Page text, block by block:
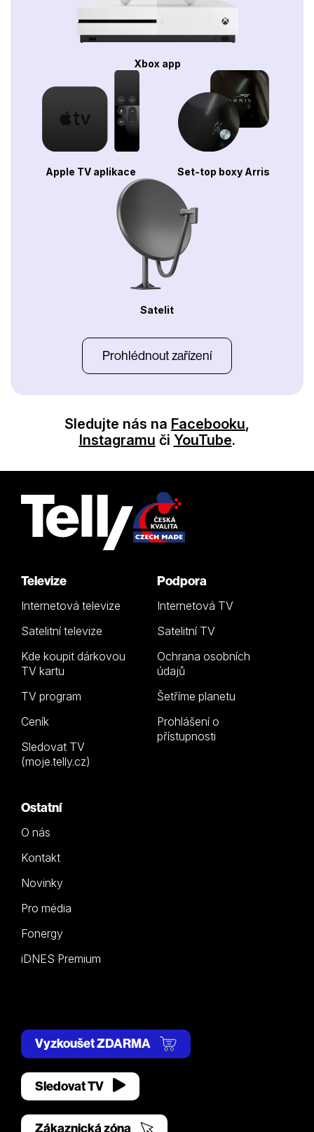
Xbox app
Apple TV aplikace Set-top boxy Arris
Satelit
Prohlédnout zařízení
Sledujte nás na Facebooku,
Instagramu či YouTube.
Televize
Internetová televize
Satelitní televize
Kde koupit dárkovou
TV kartu
TV program
Ceník
Sledovat TV
(moje.telly.cz)
Podpora
Internetová TV
Satelitní TV
Ochrana osobních
údajů
Šetříme planetu
Prohlášení o
přístupnosti
Ostatní
O nás
Kontakt
Novinky
Pro média
Fonergy
iDNES Premium
Vyzkoušet ZDARMA
Sledovat TV
Zákaznická zóna